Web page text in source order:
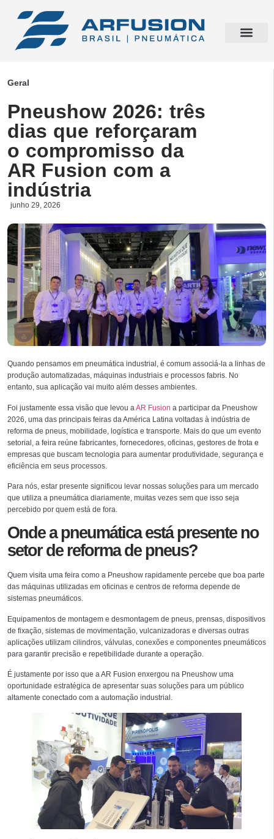
Geral
Pneushow 2026: três
dias que reforçaram
o compromisso da
AR Fusion com a
indústria
junho 29, 2026
Quando pensamos em pneumática industrial, é comum associá-la a linhas de
produção automatizadas, máquinas industriais e processos fabris. No
entanto, sua aplicação vai muito além desses ambientes.
Foi justamente essa visão que levou a AR Fusion a participar da Pneushow
2026, uma das principais feiras da América Latina voltadas à indústria de
reforma de pneus, mobilidade, logística e transporte. Mais do que um evento
setorial, a feira reúne fabricantes, fornecedores, oficinas, gestores de frota e
empresas que buscam tecnologia para aumentar produtividade, segurança e
eficiência em seus processos.
Para nós, estar presente significou levar nossas soluções para um mercado
que utiliza a pneumática diariamente, muitas vezes sem que isso seja
percebido por quem está de fora.
Onde a pneumática está presente no
setor de reforma de pneus?
Quem visita uma feira como a Pneushow rapidamente percebe que boa parte
das máquinas utilizadas em oficinas e centros de reforma depende de
sistemas pneumáticos.
Equipamentos de montagem e desmontagem de pneus, prensas, dispositivos
de fixação, sistemas de movimentação, vulcanizadoras e diversas outras
aplicações utilizam cilindros, válvulas, conexões e componentes pneumáticos
para garantir precisão e repetibilidade durante a operação.
É justamente por isso que a AR Fusion enxergou na Pneushow uma
oportunidade estratégica de apresentar suas soluções para um público
altamente conectado com a automação industrial.